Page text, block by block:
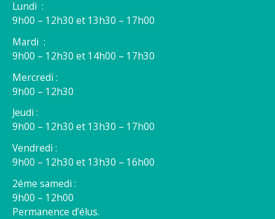
Lundi :
9h00 – 12h30 et 13h30 – 17h00
Mardi :
9h00 – 12h30 et 14h00 – 17h30
Mercredi :
9h00 – 12h30
Jeudi :
9h00 – 12h30 et 13h30 – 17h00
Vendredi :
9h00 – 12h30 et 13h30 – 16h00
2éme samedi :
9h00 – 12h00
Permanence d’élus.